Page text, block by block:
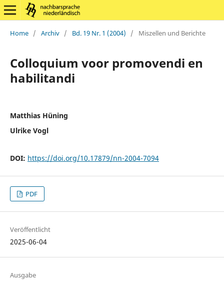
Home / Archiv / Bd. 19 Nr. 1 (2004) / Miszellen und Berichte
Colloquium voor promovendi en
habilitandi
Matthias Hüning
Ulrike Vogl
DOI: https://doi.org/10.17879/nn-2004-7094
PDF
Veröffentlicht
2025-06-04
Ausgabe